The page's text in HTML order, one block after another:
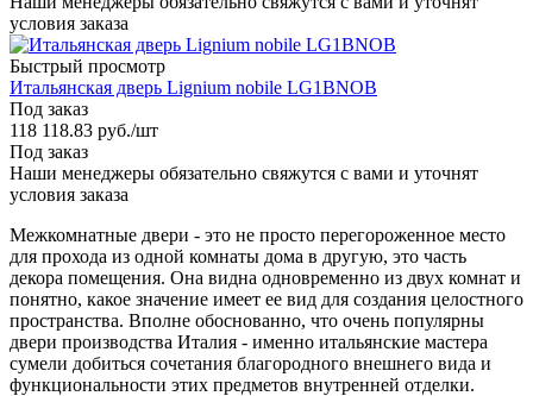
условия заказа
Быстрый просмотр
Итальянская дверь Lignium nobile LG1BNOB
Под заказ
118 118.83 руб./шт
Под заказ
Наши менеджеры обязательно свяжутся с вами и уточнят
условия заказа
Межкомнатные двери - это не просто перегороженное место
для прохода из одной комнаты дома в другую, это часть
декора помещения. Она видна одновременно из двух комнат и
понятно, какое значение имеет ее вид для создания целостного
пространства. Вполне обоснованно, что очень популярны
двери производства Италия - именно итальянские мастера
сумели добиться сочетания благородного внешнего вида и
функциональности этих предметов внутренней отделки.